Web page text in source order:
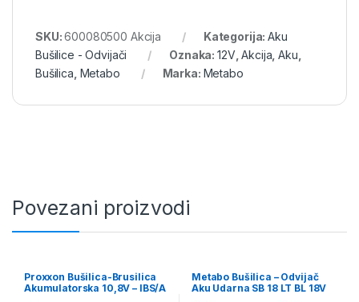
SKU:600080500 Akcija Kategorija:Aku
Bušilice - Odvijači
Oznaka: 12V,Akcija ,Aku
Bušilica Metabo Marka: Metabo
Povezani proizvodi
Proxxon Bušilica-Brusilica
Akumulatorska 10,8V – IBS/A
Metabo Bušilica – Odvijač
Aku Udarna SB 18 LT BL 18V